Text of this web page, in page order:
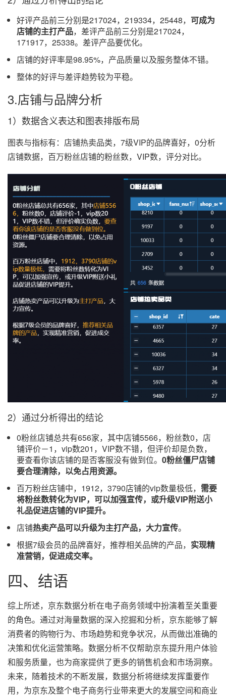
好评产品前三分别是217024，219334，25448， 可成为
店铺的主打产品，差评产品前三分别是217024，
171917，25338。差评产品要优化。
店铺的好评率是98.95%，产品质量以及服务整体不错。
整体的好评与差评趋势较为平稳。
3.店铺与品牌分析
1）数据含义表达和图表排版布局
图表与指标有：店铺热卖品类，7级VIP的品牌喜好，0分析
店铺数据，百万粉丝店铺的粉丝数，VIP数，评分对比。
2）通过分析得出的结论
0粉丝店铺总共有656家，其中店铺5566，粉丝数0，店
铺评价－1，vip数201，VIP数不错，但评价却是负数，
要查看你该店铺的是否客服没有做到位。 0粉丝僵尸店铺
要合理清除，以免占用资源。
百万粉丝店铺中，1912，3790店铺的vip数量极低， 需要
将粉丝数转化为VIP，可以加强宣传，或升级VIP附送小
礼品促进店铺的VIP提升。
店铺热卖产品可以升级为主打产品，大力宣传。
根据7级会员的品牌喜好，推荐相关品牌的产品， 实现精
准营销，促进成交率。
四、结语
综上所述，京东数据分析在电子商务领域中扮演着至关重要
的角色。通过对海量数据的深入挖掘和分析，京东能够了解
消费者的购物行为、市场趋势和竞争状况，从而做出准确的
决策和优化运营策略。数据分析不仅帮助京东提升用户体验
和服务质量，也为商家提供了更多的销售机会和市场洞察。
未来，随着技术的不断发展，数据分析将继续发挥重要作
用，为京东及整个电子商务行业带来更大的发展空间和商业